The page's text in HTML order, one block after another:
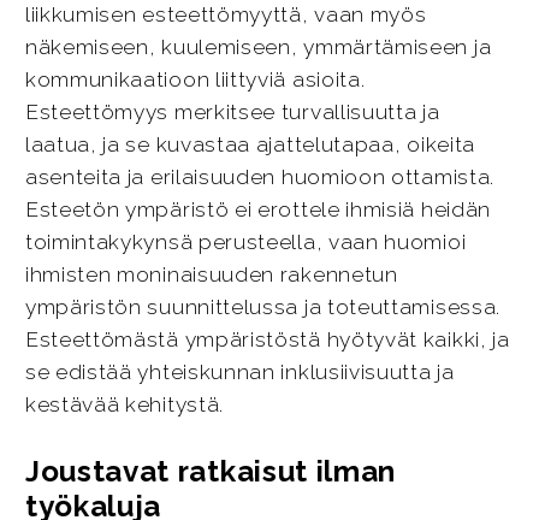
liikkumisen esteettömyyttä, vaan myös
näkemiseen, kuulemiseen, ymmärtämiseen ja
kommunikaatioon liittyviä asioita.
Esteettömyys merkitsee turvallisuutta ja
laatua, ja se kuvastaa ajattelutapaa, oikeita
asenteita ja erilaisuuden huomioon ottamista.
Esteetön ympäristö ei erottele ihmisiä heidän
toimintakykynsä perusteella, vaan huomioi
ihmisten moninaisuuden rakennetun
ympäristön suunnittelussa ja toteuttamisessa.
Esteettömästä ympäristöstä hyötyvät kaikki, ja
se edistää yhteiskunnan inklusiivisuutta ja
kestävää kehitystä.
Joustavat ratkaisut ilman
työkaluja